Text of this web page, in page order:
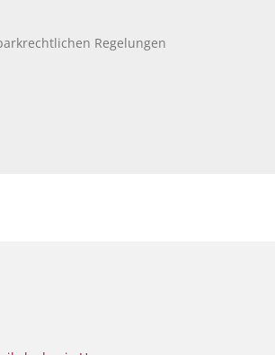
Regelungen